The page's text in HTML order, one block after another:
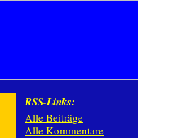
RSS-Links:
Alle Beiträge
Alle Kommentare